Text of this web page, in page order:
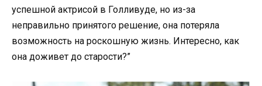
успешной актрисой в Голливуде, но из-за
неправильно принятого решение, она потеряла
возможность на роскошную жизнь. Интересно, как
она доживет до старости?”